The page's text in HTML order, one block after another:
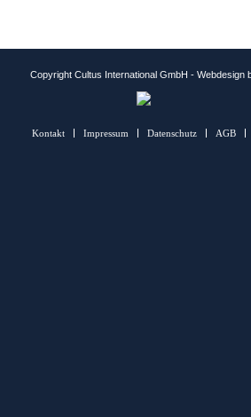
Copyright Cultus International GmbH - Webdesign
Kontakt Impressum Datenschutz AGB